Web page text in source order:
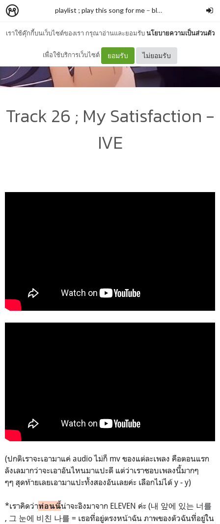
เราใช้คุ๊กกี้บนเว็บไซต์ของเรา กรุณาอ่านและยอมรับนโยบายความเป็นส่วนตัว
เพื่อใช้บริการเว็บไซต์ ยอมรับ ไม่ยอมรับ
playlist ; play this song for me – bluelemonade
Track 26 ; My Satisfaction -
IVE
(ปกติเราจะเอามาแค่ audio ไม่ก็ mv ของแต่ละเพลง คือตอนแรก
ลังเลมากว่าจะเอาอันไหนมาแปะดี แต่ว่าเราชอบเพลงนี้มากๆ
ๆๆ สุดท้ายเลยเอามาแปะทั้งสองอันเลยค่ะ เลือกไม่ได้ y - y)
*เราคิดว่าท่อนนี้น่าจะอิงมาจาก ELEVEN ค่ะ (내 앞에 있는 너를
, 그 눈에 비친 나를 = เธอที่อยู่ตรงหน้าฉัน ภาพของตัวฉันที่อยู่ใน